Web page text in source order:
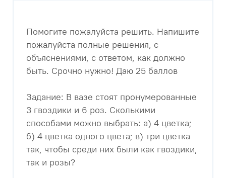
Помогите пожалуйста решить. Напишите
пожалуйста полные решения, с
объяснениями, с ответом, как должно
быть. Срочно нужно! Даю 25 баллов
Задание: В вазе стоят пронумерованные
3 гвоздики и 6 роз. Сколькими
способами можно выбрать: а) 4 цветка;
б) 4 цветка одного цвета; в) три цветка
так, чтобы среди них были как гвоздики,
так и розы?